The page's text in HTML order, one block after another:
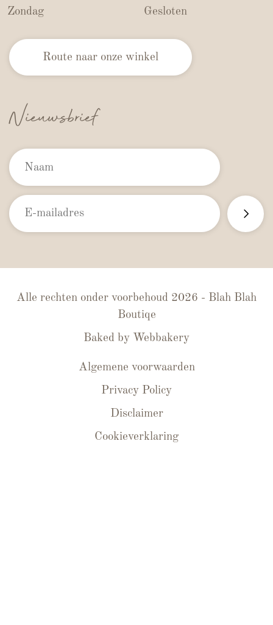
Zondag
Gesloten
Route naar onze winkel
Nieuwsbrief
Alle rechten onder voorbehoud 2026 - Blah Blah
Boutiqe
Baked by Webbakery
Algemene voorwaarden
Privacy Policy
Disclaimer
Cookieverklaring